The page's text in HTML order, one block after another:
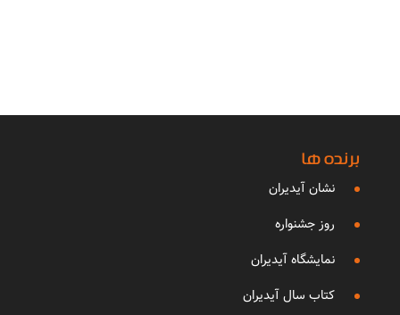
برنده ها
نشان آیدیران
روز جشنواره
نمایشگاه آیدیران
کتاب سال آیدیران